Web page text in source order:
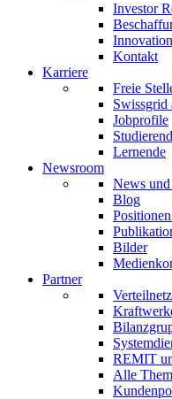
Investor
Kontakt
Karriere
Freie
Swissgrid
Jobprofile
Lernende
Newsroom
News
Blog
Bilder
Partner
REMIT
Alle